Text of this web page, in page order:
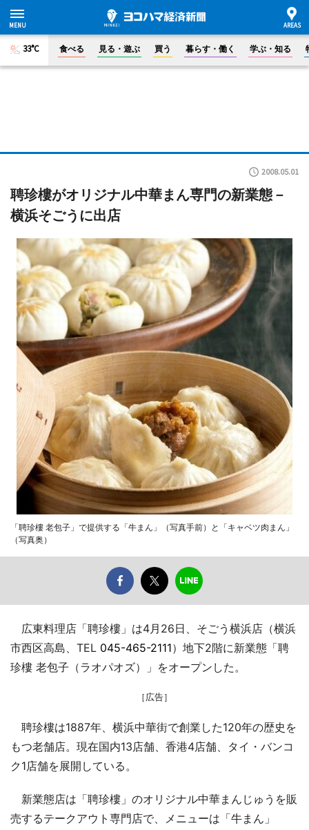
33°C 食べる 見る・遊ぶ 買う 暮らす・働く 学ぶ・知る
2008.05.01
聘珍樓がオリジナル中華まん専門の新業態－
横浜そごうに出店
「聘珍樓 老包子」で提供する「牛まん」（写真手前）と「キャベツ肉まん」
（写真奥）
広東料理店「聘珍樓」は4月26日、そごう横浜店（横浜
市西区高島、TEL 045-465-2111）地下2階に新業態「聘
珍樓 老包子（ラオパオズ）」をオープンした。
［広告］
聘珍樓は1887年、横浜中華街で創業した120年の歴史を
もつ老舗店。現在国内13店舗、香港4店舗、タイ・バンコ
ク1店舗を展開している。
新業態店は「聘珍樓」のオリジナル中華まんじゅうを販
売するテークアウト専門店で、メニューは「牛まん」